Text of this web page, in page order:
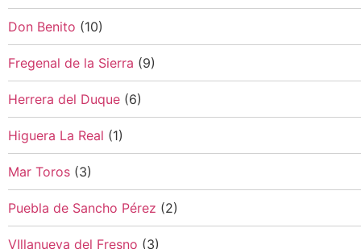
Don Benito (10)
Fregenal de la Sierra (9)
Herrera del Duque (6)
Higuera La Real (1)
Mar Toros (3)
Puebla de Sancho Pérez (2)
VIllanueva del Fresno (3)